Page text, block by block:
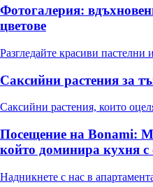
Фотогалерия:
цветове
Разгледайте красиви пастелни
Саксийни растения за
Саксийни растения, които
Посещение на Bonami:
който доминира кухня с
Надникнете с нас в